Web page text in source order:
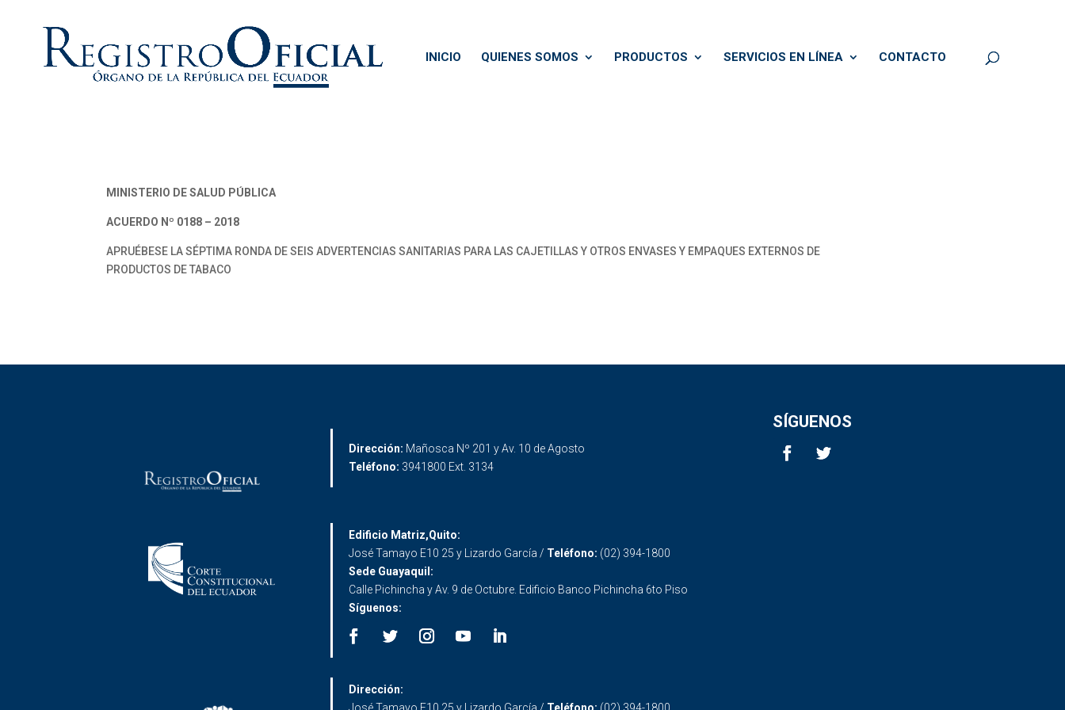
INICIO QUIENES SOMOS PRODUCTOS SERVICIOS EN LÍNEA CONTACTO
MINISTERIO DE SALUD PÚBLICA
ACUERDO Nº 0188 – 2018
APRUÉBESE LA SÉPTIMA RONDA DE SEIS ADVERTENCIAS SANITARIAS PARA LAS CAJETILLAS Y OTROS ENVASES Y EMPAQUES EXTERNOS DE
PRODUCTOS DE TABACO
Dirección: Mañosca Nº 201 y Av. 10 de Agosto
Teléfono: 3941800 Ext. 3134
SÍGUENOS
Edificio Matriz,Quito:
José Tamayo E10 25 y Lizardo García / Teléfono: (02) 394-1800
Sede Guayaquil:
Calle Pichincha y Av. 9 de Octubre. Edificio Banco Pichincha 6to Piso
Síguenos:
Dirección: